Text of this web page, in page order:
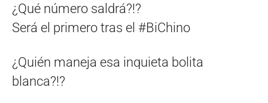
¿Qué número saldrá?!?
Será el primero tras el #BiChino
¿Quién maneja esa inquieta bolita
blanca?!?